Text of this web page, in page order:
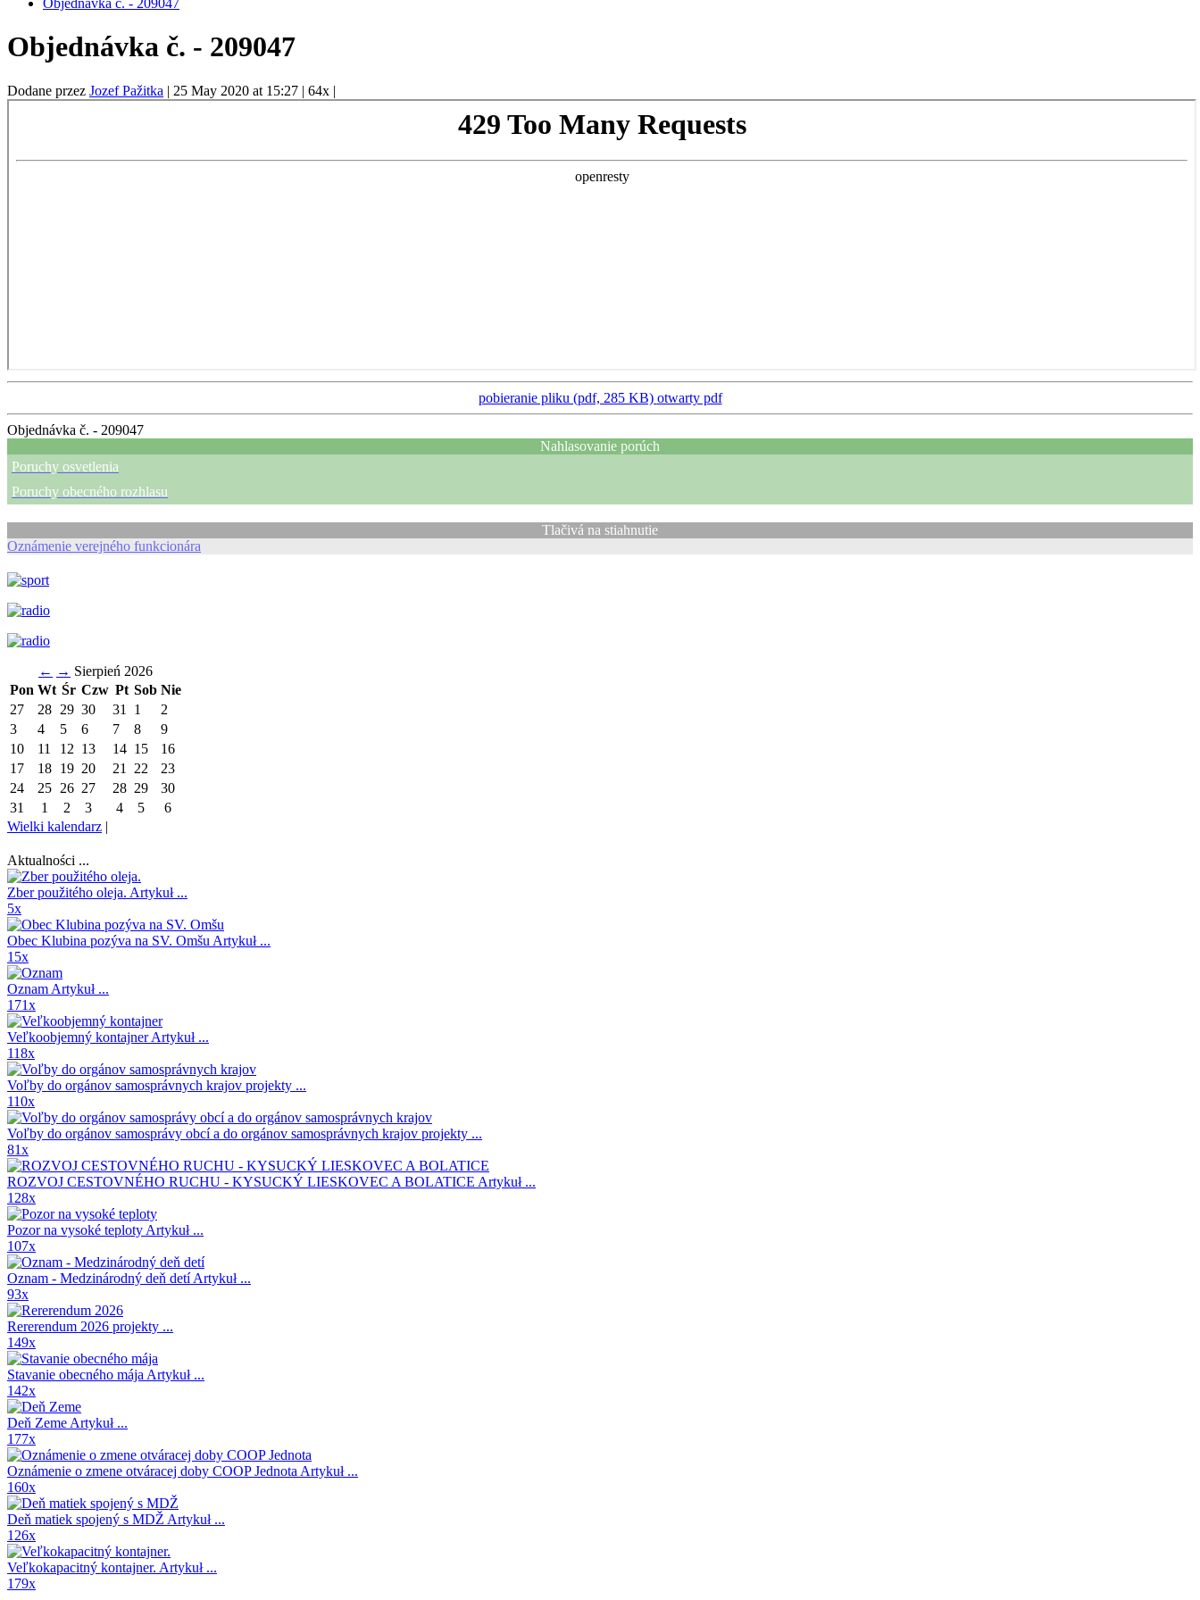
Objednávka č. - 209047
Objednávka č. - 209047
Dodane przez Jozef Pažitka | 25 May 2020 at 15:27 | 64x |
pobieranie pliku (pdf, 285 KB) otwarty pdf
Objednávka č. - 209047
Nahlasovanie porúch
Poruchy osvetlenia
Poruchy obecného rozhlasu
Tlačivá na stiahnutie
Oznámenie verejného funkcionára
← → Sierpień 2026
Pon Wt Śr Czw Pt Sob Nie
27
28 29 30 31 1
2
3
4 5 6 7 8
9
10
11 12 13 14 15
16
17
18 19 20 21 22
23
24
25 26 27 28 29
30
31
1 2 3 4 5
6
Wielki kalendarz |
Aktualności ...
Zber použitého oleja. Artykuł ...
5x
Obec Klubina pozýva na SV. Omšu Artykuł ...
15x
Oznam Artykuł ...
171x
Veľkoobjemný kontajnerArtykuł ...
118x
Voľby do orgánov samosprávnych krajov projekty ...
110x
Voľby do orgánov samosprávy obcí a do orgánov samosprávnych krajov projekty ...
81x
ROZVOJ CESTOVNÉHO RUCHU - KYSUCKÝ LIESKOVEC A BOLATICE Artykuł ...
128x
Pozor na vysoké teploty Artykuł ...
107x
Oznam - Medzinárodný deň detíArtykuł ...
93x
Rererendum 2026 projekty ...
149x
Stavanie obecného mája Artykuł ...
142x
Deň Zeme Artykuł ...
177x
Oznámenie o zmene otváracej doby COOP Jednota Artykuł ...
160x
Deň matiek spojený s MDŽ Artykuł ...
126x
Veľkokapacitný kontajner. Artykuł ...
179x